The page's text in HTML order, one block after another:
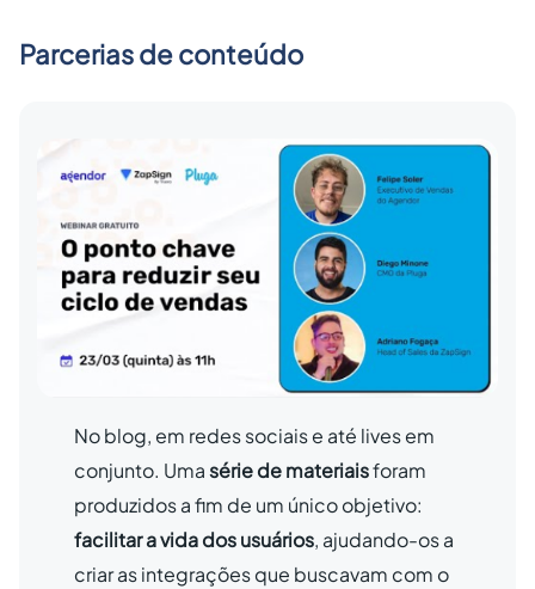
Parcerias de conteúdo
No blog, em redes sociais e até lives em
conjunto. Umasérie de materiaisforam
produzidos a fim de um único objetivo:
facilitar a vida dos usuários, ajudando-os a
criar as integrações que buscavam com o